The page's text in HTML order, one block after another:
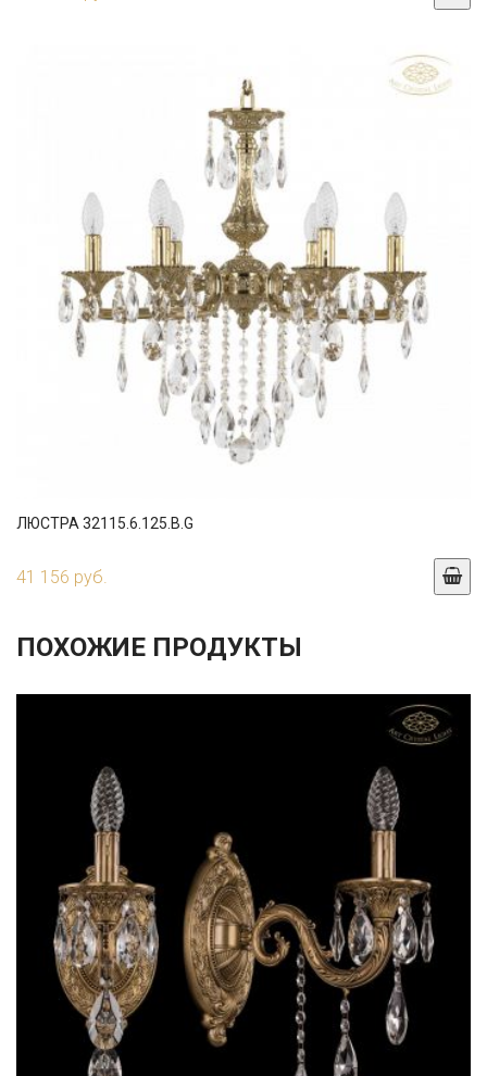
ЛЮСТРА 32115.6.125.B.G
41 156 руб.
ПОХОЖИЕ ПРОДУКТЫ